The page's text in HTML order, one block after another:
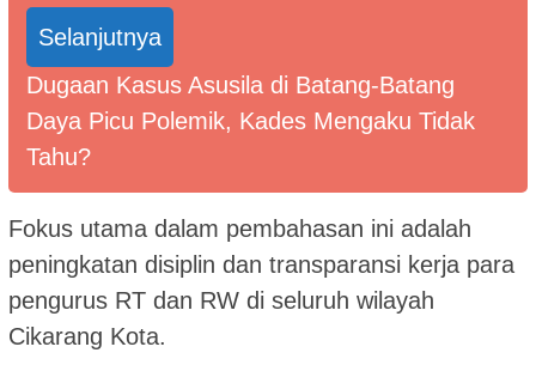
Selanjutnya
Dugaan Kasus Asusila di Batang-Batang
Daya Picu Polemik, Kades Mengaku Tidak
Tahu?
Fokus utama dalam pembahasan ini adalah
peningkatan disiplin dan transparansi kerja para
pengurus RT dan RW di seluruh wilayah
Cikarang Kota.